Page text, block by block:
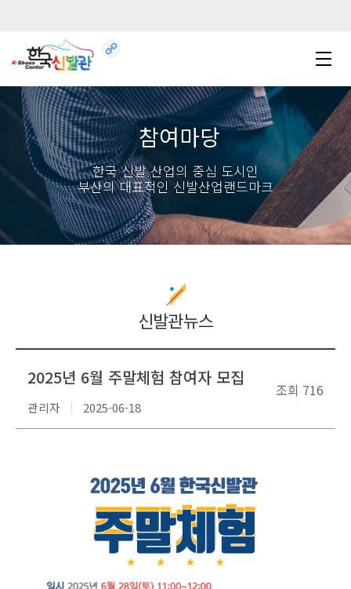
참여마당
한국 신발 산업의 중심 도시인
부산의 대표적인 신발산업랜드마크
신발관뉴스
2025년 6월 주말체험 참여자 모집
조회 716
관리자 2025-06-18